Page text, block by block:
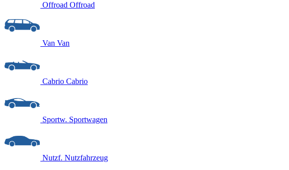
Offroad Offroad
Van Van
Cabrio Cabrio
Sportw. Sportwagen
Nutzf. Nutzfahrzeug